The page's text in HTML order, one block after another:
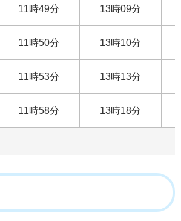
11時49分 13時09分
11時50分 13時10分
11時53分 13時13分
11時58分 13時18分